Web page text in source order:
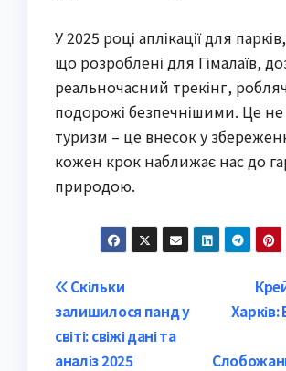
У 2025 році аплікації для
що розроблені для Гімалаїв,
реальночасний трекінг,
подорожі безпечнішими. Це
туризм – це внесок у
кожен крок наближає нас до
природою.
Post
navigation
Харків:
Скільки
залишилося панд у
світі: свіжі дані та
аналіз 2025